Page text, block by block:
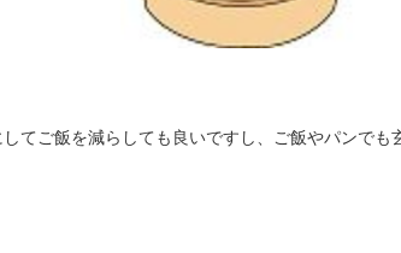
てご飯を減らしても良いですし、ご飯やパンでも